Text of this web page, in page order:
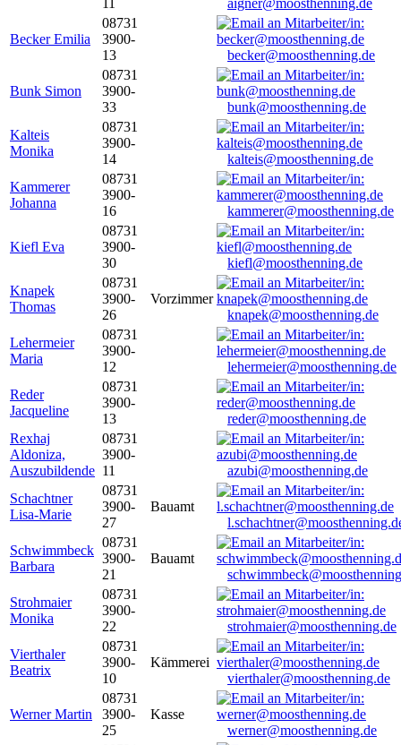
aigner@moosthenning.de
Becker Emilia
08731
3900-
13
becker@moosthenning.de
Bunk Simon
08731
3900-
33
bunk@moosthenning.de
Kalteis
Monika
08731
3900-
14
kalteis@moosthenning.de
Kammerer
Johanna
08731
3900-
16
kammerer@moosthenning.de
Kiefl Eva
08731
3900-
30
kiefl@moosthenning.de
Knapek
Thomas
08731
3900-
26
Vorzimmer
knapek@moosthenning.de
Lehermeier
Maria
08731
3900-
12
lehermeier@moosthenning.de
Reder
Jacqueline
08731
3900-
13
reder@moosthenning.de
Rexhaj
Aldoniza,
Auszubildende
08731
3900-
11
azubi@moosthenning.de
Schachtner
Lisa-Marie
08731
3900-
27
Bauamt
Schwimmbeck
Barbara
08731
3900-
21
Bauamt
Strohmaier
Monika
08731
3900-
22
strohmaier@moosthenning.de
Vierthaler
Beatrix
08731
3900-
10
Kämmerei
vierthaler@moosthenning.de
Werner Martin
08731
3900-
25
Kasse
werner@moosthenning.de